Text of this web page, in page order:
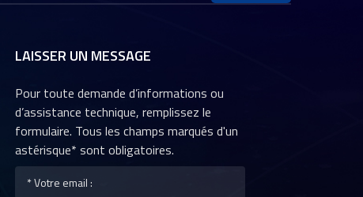
LAISSER UN MESSAGE
Pour toute demande d’informations ou
d’assistance technique, remplissez le
formulaire. Tous les champs marqués d'un
astérisque* sont obligatoires.